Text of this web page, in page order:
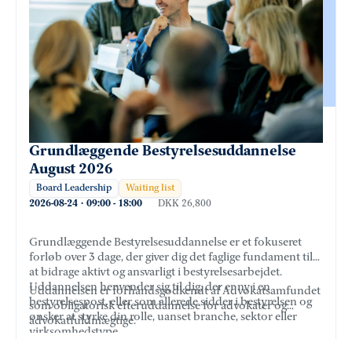
Grundlæggende Bestyrelsesuddannelse
August 2026
Board Leadership Waiting list
2026-08-24 · 09:00 - 18:00 DKK 26,800
Grundlæggende Bestyrelsesuddannelse er et fokuseret
forløb over 3 dage, der giver dig det faglige fundament til
at bidrage aktivt og ansvarligt i bestyrelsesarbejdet.
Uddannelsen henvender sig til dig, der er ny i en
bestyrelsespost, eller som allerede sidder i bestyrelsen og
ønsker at styrke din rolle, uanset branche, sektor eller
virksomhedstype.
Uddannelsen er forhåndsgodkendt af Advokatsamfundet
som obligatorisk efteruddannelse for advokater og
advokatfuldmægtige.